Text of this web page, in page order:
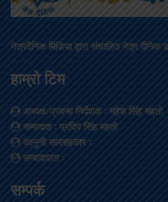
नेत्रदैनिक मिडिया द्वारा संचालित नेत्र
हाम्रो टिम
अध्यक्ष/प्रबन्ध निर्देशक: महेश सिंह महतो
सम्पादक: प्रदिप सिंह महतो
कानूनी सल्लाहकार:
सम्वाददाता:
सम्पर्क